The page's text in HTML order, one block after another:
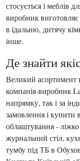
стосується і меблів
виробник виготовляє
в їдальню, дитячу
інше.
Де знайти
Великий асортимент
компанія-виробник
напрямку, так і за
замовлення і купити
облаштування -
журнальний стіл,
тумбу під ТБ в